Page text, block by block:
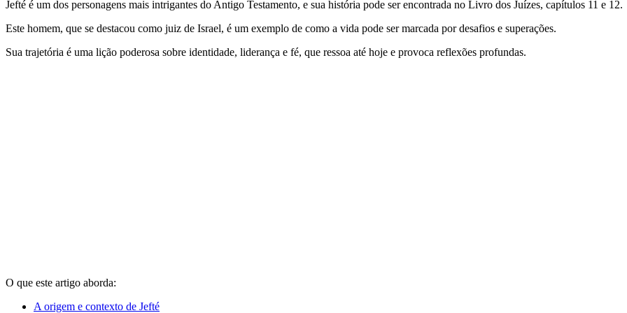
Jefté é um dos personagens mais intrigantes do Antigo Testamento, e sua história pode ser encontrada no Livro dos Juízes, capítulos 11 e 12.
Este homem, que se destacou como juiz de Israel, é um exemplo de como a vida pode ser marcada por desafios e superações.
Sua trajetória é uma lição poderosa sobre identidade, liderança e fé, que ressoa até hoje e provoca reflexões profundas.
O que este artigo aborda:
A origem e contexto de Jefté